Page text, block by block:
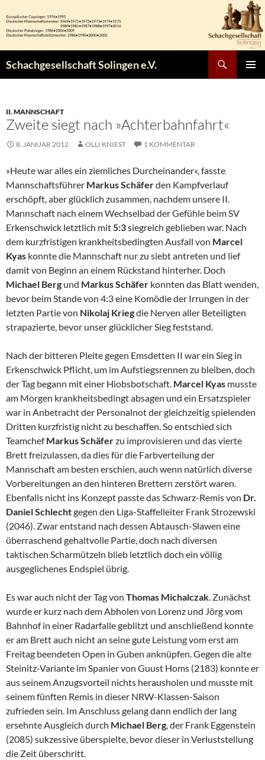
Inhalt
springen
Schachgesellschaft Solingen e.V.
II. MANNSCHAFT
Zweite siegt nach »Achterbahnfahrt«
8. JANUAR 2012 OLLI KNIEST 1 KOMMENTAR
»Heute war alles ein ziemliches Durcheinander«, fasste
Mannschaftsführer Markus Schäferden Kampfverlauf
erschöpft, aber glücklich zusammen, nachdem unsere II.
Mannschaft nach einem Wechselbad der Gefühle beim SV
Erkenschwick letztlich mit5:3siegreich geblieben war. Nach
dem kurzfristigen krankheitsbedingten Ausfall von Marcel
Kyas konnte die Mannschaft nur zu siebt antreten und lief
damit von Beginn an einem Rückstand hinterher. Doch
Michael Berg und Markus Schäfer konnten das Blatt wenden,
bevor beim Stande von 4:3 eine Komödie der Irrungen in der
letzten Partie von Nikolaj Kriegdie Nerven aller Beteiligten
strapazierte, bevor unser glücklicher Sieg feststand.
Nach der bitteren Pleite gegen Emsdetten II war ein Sieg in
Erkenschwick Pflicht, um im Aufstiegsrennen zu bleiben, doch
der Tag begann mit einer Hiobsbotschaft. Marcel Kyas musste
am Morgen krankheitsbedingt absagen und ein Ersatzspieler
war in Anbetracht der Personalnot der gleichzeitig spielenden
Dritten kurzfristig nicht zu beschaffen. So entschied sich
TeamchefMarkus Schäferzu improvisieren und das vierte
Brett freizulassen, da dies für die Farbverteilung der
Mannschaft am besten erschien, auch wenn natürlich diverse
Vorbereitungen an den hinteren Brettern zerstört waren.
Ebenfalls nicht ins Konzept passte das Schwarz-Remis von Dr.
DanielSchlechtgegen den Liga-Staffelleiter Frank Strozewski
(2046). Zwar entstand nach dessen Abtausch-Slawen eine
überraschend gehaltvolle Partie, doch nach diversen
taktischen Scharmützeln blieb letztlich doch ein völlig
ausgeglichenes Endspiel übrig.
Es war auch nicht der Tag von Thomas Michalczak. Zunächst
wurde er kurz nach dem Abholen von Lorenz und Jörg vom
Bahnhof in einer Radarfalle geblitzt und anschließend konnte
er am Brett auch nicht an seine gute Leistung vom erst am
Freitag beendeten Open in Guben anknüpfen. Gegen die alte
Steinitz-Variante im Spanier von Guust Homs (2183) konnte er
aus seinem Anzugsvorteil nichts herausholen und musste mit
seinem fünften Remis in dieser NRW-Klassen-Saison
zufrieden sein. Im Anschluss gelang dann endlich der lang
ersehnte Ausgleich durch Michael Berg, der Frank Eggenstein
(2085) sukzessive überspielte, bevor dieser in Verluststellung
die Zeit überschritt.